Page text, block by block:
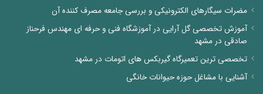
مضرات سیگارهای الکترونیکی و بررسی جامعه مصرف کننده آن
آموزش تخصصی گل آرایی در آموزشگاه فنی و حرفه ای مهندس فرحناز
صادقی در مشهد
تخصصی ترین تعمیرگاه گیربکس های اتومات در مشهد
آشنایی با مشاغل حوزه حیوانات خانگی